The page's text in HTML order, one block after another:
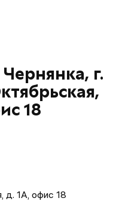
г.
18
д. 1А, офис 18